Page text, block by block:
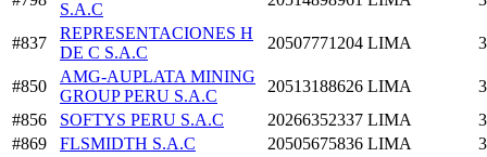
S.A.C
#837
REPRESENTACIONES H
DE C S.A.C
20507771204 LIMA
#850
AMG-AUPLATA MINING
GROUP PERU S.A.C
20513188626 LIMA
#856
SOFTYS PERU S.A.C 20266352337 LIMA
#869
FLSMIDTH S.A.C 20505675836 LIMA